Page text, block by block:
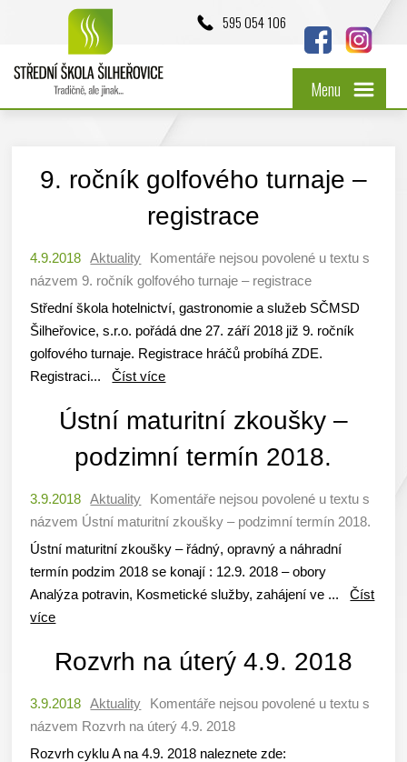
595 054 106
Menu
9. ročník golfového turnaje –
registrace
4.9.2018 Aktuality Komentáře nejsou povolené u textu s
názvem 9. ročník golfového turnaje – registrace
Střední škola hotelnictví, gastronomie a služeb SČMSD
Šilheřovice, s.r.o. pořádá dne 27. září 2018 již 9. ročník
golfového turnaje. Registrace hráčů probíhá ZDE.
Registraci...Číst více
Ústní maturitní zkoušky –
podzimní termín 2018.
3.9.2018 Aktuality Komentáře nejsou povolené u textu s
názvem Ústní maturitní zkoušky – podzimní termín 2018.
Ústní maturitní zkoušky – řádný, opravný a náhradní
termín podzim 2018 se konají : 12.9. 2018 – obory
Analýza potravin, Kosmetické služby, zahájení ve ...Číst
více
Rozvrh na úterý 4.9. 2018
3.9.2018 Aktuality Komentáře nejsou povolené u textu s
názvem Rozvrh na úterý 4.9. 2018
Rozvrh cyklu A na 4.9. 2018 naleznete zde: